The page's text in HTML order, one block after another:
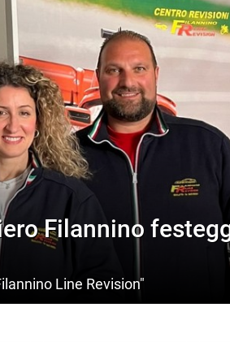
Filannino
Line Revision"